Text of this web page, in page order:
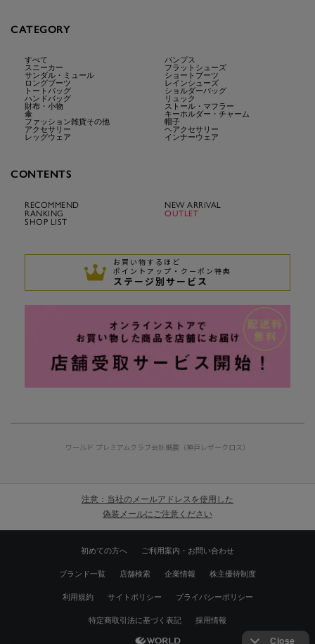
CATEGORY
すべて
パンプス
スニーカー
フラットシューズ
サンダル・ミュール
ショートブーツ
ロングブーツ
レインシューズ
トートバッグ
ショルダーバッグ
ハンドバッグ
リュック
財布・小物
ストール・マフラー
傘
キーホルダー・チャーム
ファッション雑貨その他
帽子
アクセサリー
ヘアクセサリー
レッグウェア
インナーウェア
CONTENTS
RECOMMEND
NEW ARRIVAL
RANKING
OUTLET
SHOP LIST
お買い物するほど
ポイントアップ・クーポン特典
ステージ別サービス
ワールド プレミアムクラブ 会社概要（神戸レザークロス）
注意：当社のメールアドレスを使用した
偽装メールにご注意ください
初めての方へ ご利用案内・お問い合わせ
ブランド一覧 店舗検索 企業情報 株主優待制度
利用規約 サイトポリシー プライバシーポリシー
特定商取引法に基づく表記 採用情報